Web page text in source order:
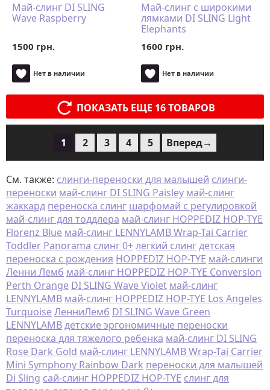
Май-слинг DI SLING
Wave Raspberry
1500 грн.
Нет в наличии
Май-слинг с широкими
лямками DI SLING Light
Elephants
1600 грн.
Нет в наличии
ПОКАЗАТЬ ЕЩЕ 16 ТОВАРОВ
1 2 3 4 5 Вперед→
См. также: слинги-переноски для малышей слинги-
переноски май-слинг DI SLING Paisley май-слинг
жаккард переноска слинг шарфомай с регулировкой
май-слинг для тоддлера май-слинг HOPPEDIZ HOP-TYE
Florenz Blue май-слинг LENNYLAMB Wrap-Tai Carrier
Toddler Panorama слинг 0+легкий слингдетская
переноска с рождения HOPPEDIZ HOP-TYE май-слинги
Ленни Лемб май-слинг HOPPEDIZ HOP-TYE Conversion
Perth Orange DI SLING Wave Violet май-слинг
LENNYLAMB май-слинг HOPPEDIZ HOP-TYE Los Angeles
TurquoiseЛенниЛемб DI SLING Wave Green
LENNYLAMBдетские эргономичные переноски
переноска для тяжелого ребенка май-слинг DI SLING
Rose Dark Gold май-слинг LENNYLAMB Wrap-Tai Carrier
Mini Symphony Rainbow Dark переноски для малышей
Di Sling сай-слинг HOPPEDIZ HOP-TYE слинг для